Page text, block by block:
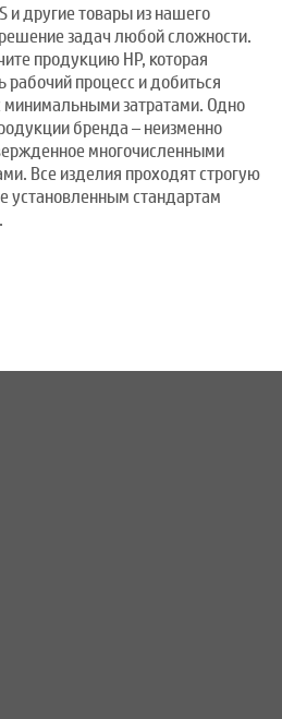
и другие товары из нашего
задач любой сложности.
продукцию HP, которая
рабочий процесс и добиться
минимальными затратами. Одно
бренда – неизменно
многочисленными
Все изделия проходят строгую
установленным стандартам